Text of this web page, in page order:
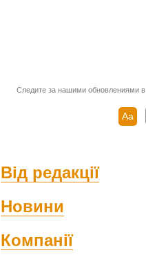
Следите за нашими обновлениями в
Aa
Від редакції
Новини
Компанії